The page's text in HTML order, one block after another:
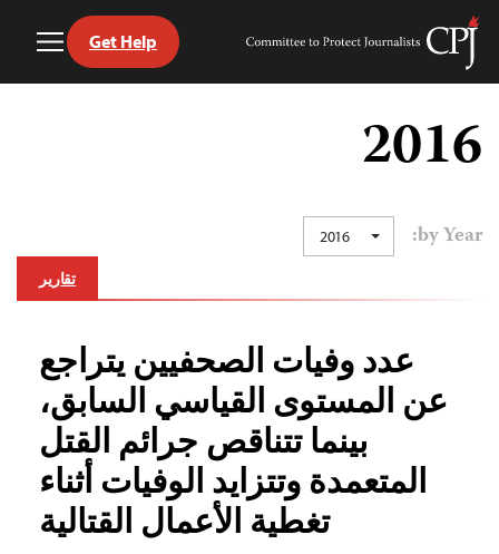
Skip
content
Committee
Get Help
2016
by Year:
2016
تقارير
عدد وفيات الصحفيين يتراجع
عن المستوى القياسي السابق،
بينما تتناقص جرائم القتل
المتعمدة وتتزايد الوفيات أثناء
تغطية الأعمال القتالية